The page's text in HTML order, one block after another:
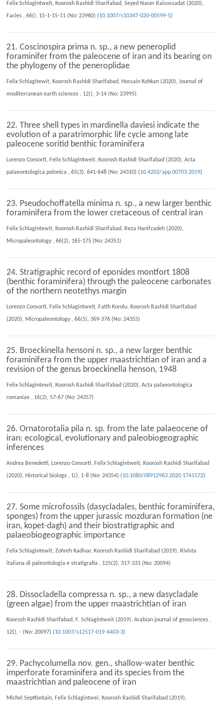
Felix Schlagintweit, Koorosh Rashidi Sharifabad, Seyed Naser Raisossadat (2020),
Facies , 66(), 15-1-15-11 (No: 23960) (10.1007/s10347-020-00599-5)
21. Coscinospira prima n. sp., a new peneroplid
foraminifer from the paleocene of iran and its bearing on
the phylogeny of the peneroplidae
Felix Schlagitewit, Koorosh Rashidi Sharifabad, Hossain Kohkan (2020), Journal of
mediterranean earth sciences , 12(), 3-14 (No: 23995)
22. Three shell types in mardinella daviesi indicate the
evolution of a paratrimorphic life cycle among late
paleocene soritid benthic foraminifera
Lorenzo Consorti, Felix Schlagintweit, Koorosh Rashidi Sharifabad (2020), Acta
palaeontologica polonica , 65(3), 641-648 (No: 24310) (10.4202/app.00703.2019)
23. Pseudochoffatella minima n. sp., a new larger benthic
foraminifera from the lower cretaceous of central iran
Felix Schlagintewit, Koorosh Rashidi Sharifabad, Reza Hanifzadeh (2020),
Micropaleontology , 66(2), 165-175 (No: 24351)
24. Stratigraphic record of eponides montfort 1808
(benthic foraminifera) through the paleocene carbonates
of the northern neotethys margin
Lorenzo Consorti, Felix Schlagintweit, Fatih Korolu, Koorosh Rashidi Sharifabad
(2020), Micropaleontology , 66(5), 369-376 (No: 24355)
25. Broeckinella hensoni n. sp., a new larger benthic
foraminifera from the upper maastrichtian of iran and a
revision of the genus broeckinella henson, 1948
Felix Schlagintewit, Koorosh Rashidi Sharifabad (2020), Acta palaeontologica
romaniae , 16(2), 57-67 (No: 24357)
26. Ornatorotalia pila n. sp. from the late palaeocene of
iran: ecological, evolutionary and paleobiogeographic
inferences
Andrea Benedetti, Lorenzo Consorti, Felix Schlagintweit, Koorosh Rashidi Sharifabad
(2020), Historical biology , 1(), 1-8 (No: 24354) (10.1080/08912963.2020.1741572)
27. Some microfossils (dasycladales, benthic foraminifera,
sponges) from the upper jurassic mozduran formation (ne
iran, kopet-dagh) and their biostratigraphic and
palaeobiogeographic importance
Felix Schlagintewit, Zohreh Kadivar, Koorosh Rashidi Sharifabad (2019), Rivista
italiana di paleontologia e stratigrafia , 125(2), 317-331 (No: 20094)
28. Dissocladella compressa n. sp., a new dasycladale
(green algae) from the upper maastrichtian of iran
Koorosh Rashidi Sharifabad, F. Schlagintweit (2019), Arabian journal of geosciences ,
12(), - (No: 20097) (10.1007/s12517-019-4403-3)
29. Pachycolumella nov. gen., shallow-water benthic
imperforate foraminifera and its species from the
maastrichtian and paleocene of iran
Michel Septfontain, Felix Schlagintwei, Koorosh Rashidi Sharifabad (2019),